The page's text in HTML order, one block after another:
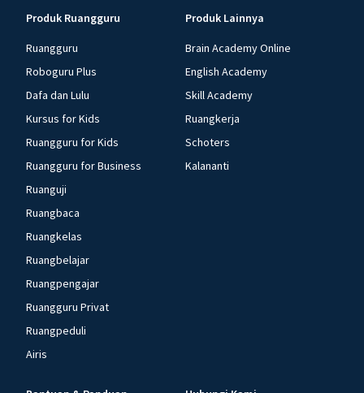
Produk Ruangguru
Ruangguru
Roboguru Plus
Dafa dan Lulu
Kursus for Kids
Ruangguru for Kids
Ruangguru for Business
Ruanguji
Ruangbaca
Ruangkelas
Ruangbelajar
Ruangpengajar
Ruangguru Privat
Ruangpeduli
Airis
Produk Lainnya
Brain Academy Online
English Academy
Skill Academy
Ruangkerja
Schoters
Kalananti